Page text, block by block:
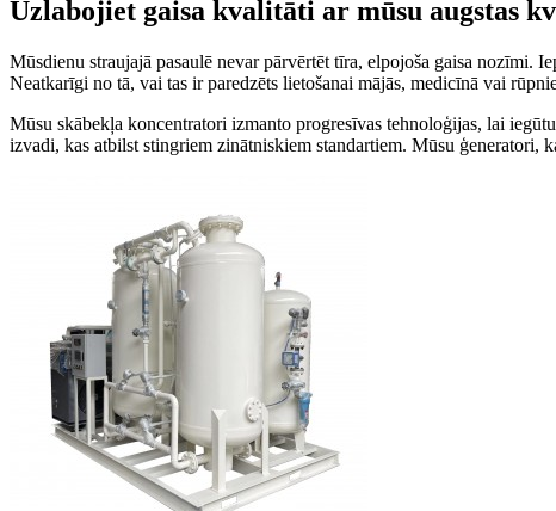
Uzlabojiet gaisa kvalitāti ar mūsu augstas
Mūsdienu straujajā pasaulē nevar pārvērtēt tīra, elpojoša gaisa nozīmi.
Neatkarīgi no tā, vai tas ir paredzēts lietošanai mājās, medicīnā vai
Mūsu skābekļa koncentratori izmanto progresīvas tehnoloģijas, lai
izvadi, kas atbilst stingriem zinātniskiem standartiem. Mūsu